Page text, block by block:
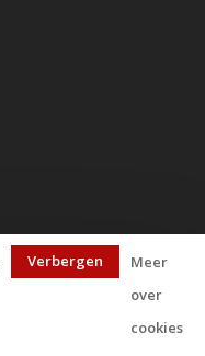
Verbergen
Meer
over
cookies